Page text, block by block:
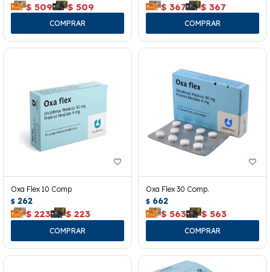
$ 509 $ 509 $ 367 $ 367
Oxa Flex 10 Comp
$ 262
$ 223 $ 223
Oxa Flex 30 Comp.
$ 662
$ 563 $ 563